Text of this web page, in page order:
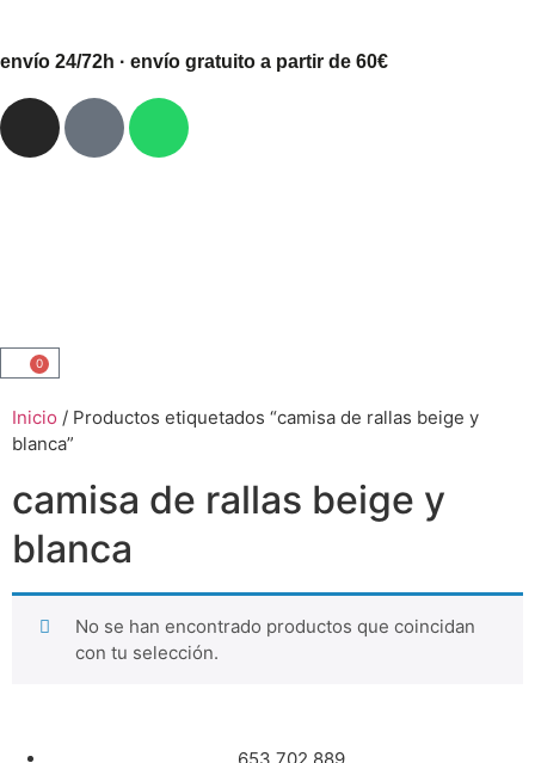
envío 24/72h · envío gratuito a partir de 60€
0
Inicio / Productos etiquetados “camisa de rallas beige y
blanca”
camisa de rallas beige y
blanca
No se han encontrado productos que coincidan
con tu selección.